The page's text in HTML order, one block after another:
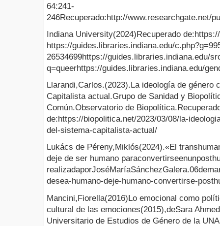
64:241-
246Recuperado:http://www.researchgate.net/
Indiana University(2024)Recuperado
https://guides.libraries.indiana.edu/
26534699https://guides.libraries.indiana.edu/
q=queerhttps://guides.libraries.indiana.edu/
Llarandi,Carlos.(2023).La ideología de género
Capitalista actual.Grupo de Sanidad y
Común.Observatorio de
de:https://biopolitica.net/2023/03/08/la-
del-sistema-capitalista-actual/
Lukács de Péreny,Miklós(2024).«El
deje de ser humano
desea-humano-deje-humano-convertirse-
Mancini,Fiorella(2016)Lo emocional como
cultural de las emociones(2015),deSara
Universitario de Estudios de Género de la